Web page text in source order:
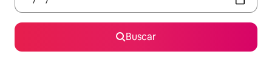
Buscar